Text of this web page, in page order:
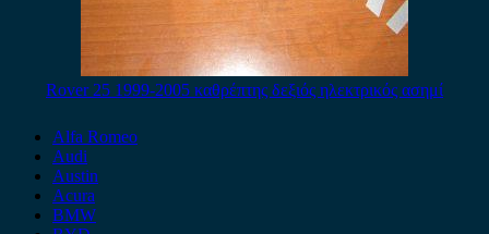
Rover 25 1999-2005 καθρέπτης δεξιός ηλεκτρικός ασημί
Alfa Romeo
Audi
Austin
Acura
BMW